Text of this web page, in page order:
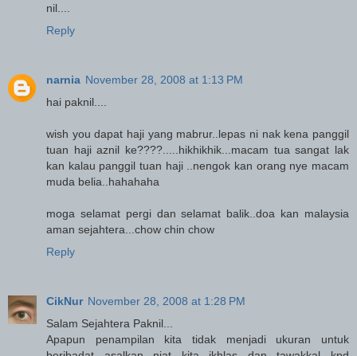
nil....
Reply
narnia November 28, 2008 at 1:13 PM
hai paknil....
wish you dapat haji yang mabrur..lepas ni nak kena panggil
tuan haji aznil ke????.....hikhikhik...macam tua sangat lak
kan kalau panggil tuan haji ..nengok kan orang nye macam
muda belia..hahahaha
moga selamat pergi dan selamat balik..doa kan malaysia
aman sejahtera...chow chin chow
Reply
CikNur November 28, 2008 at 1:28 PM
Salam Sejahtera Paknil...
Apapun penampilan kita tidak menjadi ukuran untuk